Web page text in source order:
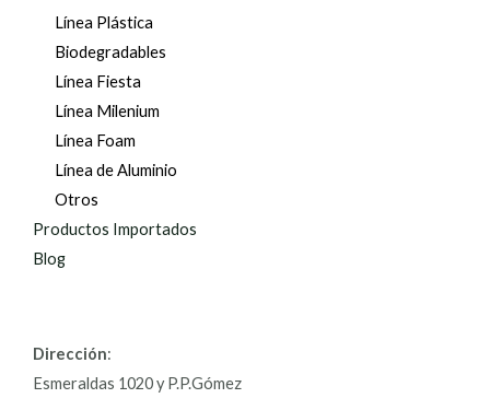
Línea Plástica
Biodegradables
Línea Fiesta
Línea Milenium
Línea Foam
Línea de Aluminio
Otros
Productos Importados
Blog
Dirección:
Esmeraldas 1020 y P.P.Gómez